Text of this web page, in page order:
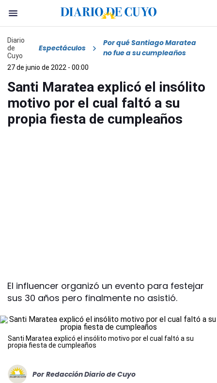
Diario
de
Cuyo
Espectáculos
Por qué Santiago Maratea
no fue a su cumpleaños
27 de junio de 2022 - 00:00
Santi Maratea explicó el insólito
motivo por el cual faltó a su
propia fiesta de cumpleaños
El influencer organizó un evento para festejar
sus 30 años pero finalmente no asistió.
Santi Maratea explicó el insólito motivo por el cual faltó a su
propia fiesta de cumpleaños
Por Redacción Diario de Cuyo